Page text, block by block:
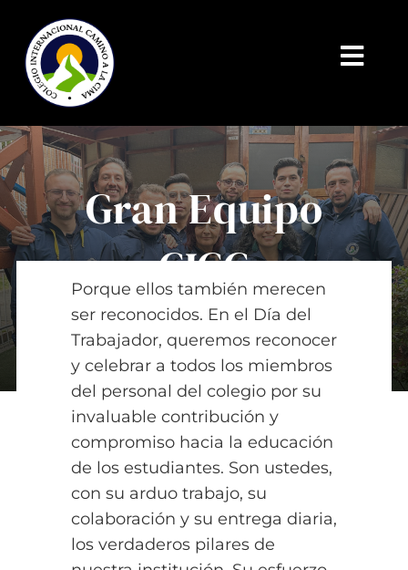
contenido
INICIO
ADMISIONES | CICC
PROGRAMAS INSTITUCIONALES
PAGOS EN LÍNEA
Gran Equipo
CICC
By Mary Maxey October 24, 2019
Porque ellos también merecen
ser reconocidos. En el Día del
Trabajador, queremos reconocer
y celebrar a todos los miembros
del personal del colegio por su
invaluable contribución y
compromiso hacia la educación
de los estudiantes. Son ustedes,
con su arduo trabajo, su
colaboración y su entrega diaria,
los verdaderos pilares de